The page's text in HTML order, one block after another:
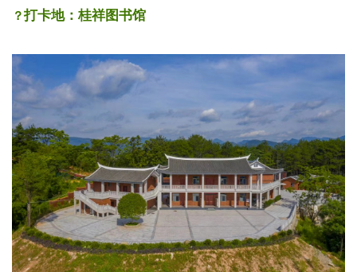
？打卡地：桂祥图书馆